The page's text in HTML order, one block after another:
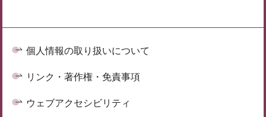
個人情報の取り扱いについて
リンク・著作権・免責事項
ウェブアクセシビリティ